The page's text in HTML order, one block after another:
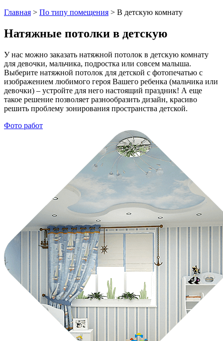
Главная > По типу помещения > В детскую комнату
Натяжные потолки в детскую
У нас можно заказать натяжной потолок в детскую комнату
для девочки, мальчика, подростка или совсем малыша.
Выберите натяжной потолок для детской с фотопечатью с
изображением любимого героя Вашего ребенка (мальчика или
девочки) – устройте для него настоящий праздник! А еще
такое решение позволяет разнообразить дизайн, красиво
решить проблему зонирования пространства детской.
Фото работ